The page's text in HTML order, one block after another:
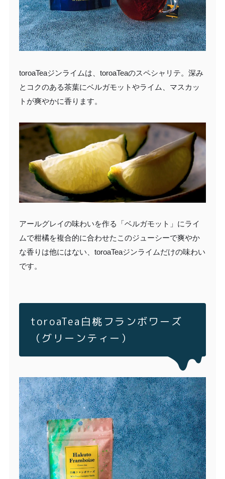
toroaTeaジンライムは、toroaTeaのスペシャリテ。深み
とコクのある茶葉にベルガモットやライム、マスカッ
トが爽やかに香ります。
アールグレイの味わいを作る「ベルガモット」にライ
ムで柑橘を複合的に合わせたこのジューシーで爽やか
な香りは他にはない、toroaTeaジンライムだけの味わい
です。
toroaTea白桃フランボワーズ
（グリーンティー）